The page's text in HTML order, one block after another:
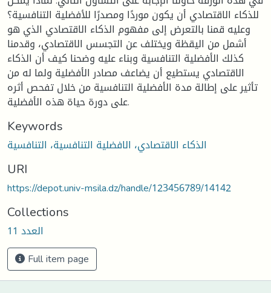
للذكاء الاقتصادي أن يكون موردًا ومصدرًا للأفضلية التنافسية؟
وعليه قمنا بالتعرض إلى مفهوم الذكاء الاقتصادي الذي هو
أشمل من اليقظة ويختلف عن التجسس الاقتصادي، وقدمنا
كذلك الأفضلية التنافسية وبناء عليه وضحنا كيف أن الذكاء
الاقتصادي يستطيع أن يضاعف مصادر الأفضلية ولما له من
تأثير على إطالة مدة الأفضلية التنافسية من خلال تفحص أثره
على دورة حياة هذه الأفضلية.
Keywords
الذكاء الاقتصادي، الافضلية التنافسية، التنافسية
URI
https://depot.univ-msila.dz/handle/123456789/14142
Collections
العدد 11
Full item page